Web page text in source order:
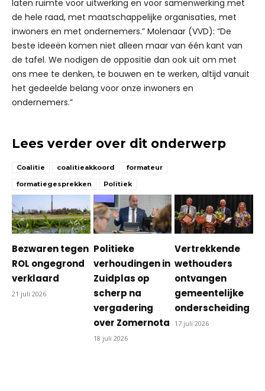
laten ruimte voor uitwerking en voor samenwerking met
de hele raad, met maatschappelijke organisaties, met
inwoners en met ondernemers.” Molenaar (VVD): “De
beste ideeën komen niet alleen maar van één kant van
de tafel. We nodigen de oppositie dan ook uit om met
ons mee te denken, te bouwen en te werken, altijd vanuit
het gedeelde belang voor onze inwoners en
ondernemers.”
Lees verder over dit onderwerp
Coalitie coalitieakkoord
formateur
formatiegesprekken
Politiek
Bezwaren tegen
ROL ongegrond
verklaard
21 juli 2026
Politieke
verhoudingen in
Zuidplas op
scherp na
vergadering
over Zomernota
18 juli 2026
Vertrekkende
wethouders
ontvangen
gemeentelijke
onderscheiding
17 juli 2026